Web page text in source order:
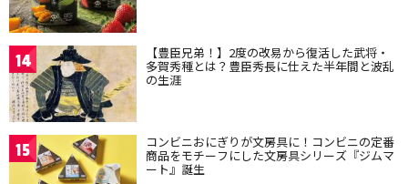
14 【豊臣兄弟！】2度の改易から復活した武将・
多賀秀種とは？豊臣秀長に仕えた半年間と波乱
の生涯
15 コンビニおにぎりが文房具に！コンビニの定番
商品をモチーフにした文房具シリーズ『ジムマ
ート』誕生